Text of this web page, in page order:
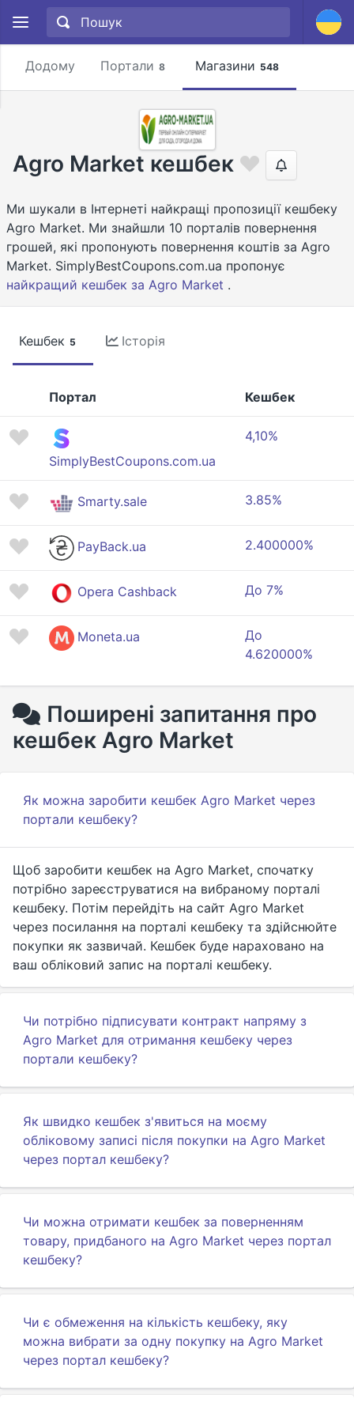
Додому Портали 8 Магазини 548
Agro Market кешбек
Ми шукали в Інтернеті найкращі пропозиції кешбеку
Agro Market. Ми знайшли 10 порталів повернення
грошей, які пропонують повернення коштів за Agro
Market. SimplyBestCoupons.com.ua пропонує
найкращий кешбек за Agro Market .
Кешбек 5 Історія
Портал Кешбек
SimplyBestCoupons.com.ua
4,10%
Smarty.sale 3.85%
PayBack.ua 2.400000%
Opera Cashback До 7%
Moneta.ua
До
4.620000%
Поширені запитання про
кешбек Agro Market
Як можна заробити кешбек Agro Market через
портали кешбеку?
Щоб заробити кешбек на Agro Market, спочатку
потрібно зареєструватися на вибраному порталі
кешбеку. Потім перейдіть на сайт Agro Market
через посилання на порталі кешбеку та здійснюйте
покупки як зазвичай. Кешбек буде нараховано на
ваш обліковий запис на порталі кешбеку.
Чи потрібно підписувати контракт напряму з
Agro Market для отримання кешбеку через
портали кешбеку?
Як швидко кешбек з'явиться на моєму
обліковому записі після покупки на Agro Market
через портал кешбеку?
Чи можна отримати кешбек за поверненням
товару, придбаного на Agro Market через портал
кешбеку?
Чи є обмеження на кількість кешбеку, яку
можна вибрати за одну покупку на Agro Market
через портал кешбеку?